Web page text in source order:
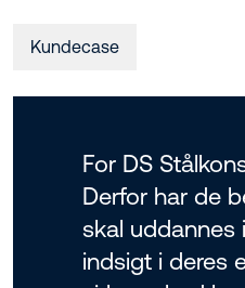
Kundecase
For DS
Derfor har de
skal uddannes
indsigt i deres